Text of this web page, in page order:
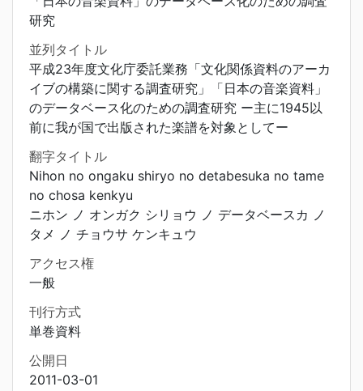
研究
並列タイトル
平成23年度文化庁委託業務「文化関係資料のアーカ
イブの構築に関する調査研究」「日本の音楽資料」
のデータベース化のための調査研究 ー主に1945以
前に我が国で出版された楽譜を対象としてー
翻字タイトル
Nihon no ongaku shiryo no detabesuka no tame
no chosa kenkyu
ニホン ノ オンガク シリョウ ノ データベースカ ノ
タメ ノ チョウサ ケンキュウ
アクセス権
一般
刊行方式
単巻資料
公開日
2011-03-01